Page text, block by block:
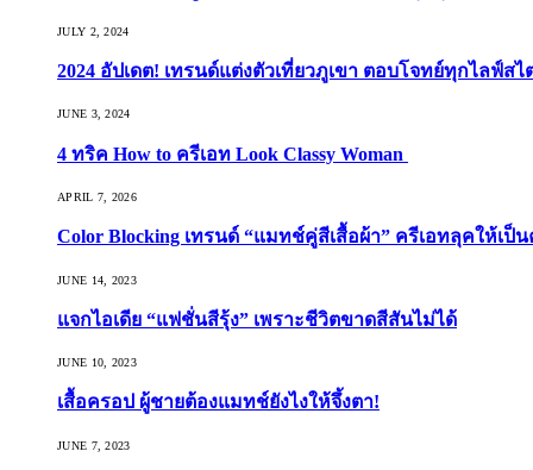
JULY 2, 2024
2024 อัปเดต! เทรนด์แต่งตัวเที่ยวภูเขา ตอบโจทย์ทุกไลฟ์สไ
JUNE 3, 2024
4 ทริค How to ครีเอท Look Classy Woman
APRIL 7, 2026
Color Blocking เทรนด์ “แมทช์คู่สีเสื้อผ้า” ครีเอทลุคให้เป็น
JUNE 14, 2023
แจกไอเดีย “แฟชั่นสีรุ้ง” เพราะชีวิตขาดสีสันไม่ได้
JUNE 10, 2023
เสื้อครอป ผู้ชายต้องแมทช์ยังไงให้จึ้งตา!
JUNE 7, 2023